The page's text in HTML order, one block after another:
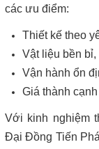
các ưu điểm:
Thiết kế theo
Vật liệu bền
Vận hành ổn
Giá thành
Với kinh nghiệm
Đại Đồng Tiến